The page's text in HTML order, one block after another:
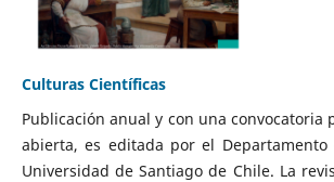
Culturas Científicas
Publicación anual y con una convocatoria
abierta, es editada por el Departamento
Universidad de Santiago de Chile. La